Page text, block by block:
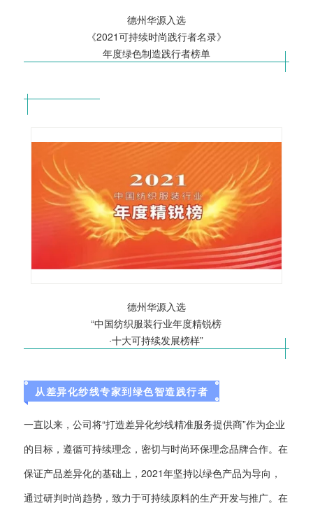
德州华源入选
《2021可持续时尚践行者名录》
年度绿色制造践行者榜单
德州华源入选
“中国纺织服装行业年度精锐榜
·十大可持续发展榜样”
从差异化纱线专家到绿色智造践行者
一直以来，公司将“打造差异化纱线精准服务提供商”作为企业
的目标，遵循可持续理念，密切与时尚环保理念品牌合作。在
保证产品差异化的基础上，2021年坚持以绿色产品为导向，
通过研判时尚趋势，致力于可持续原料的生产开发与推广。在